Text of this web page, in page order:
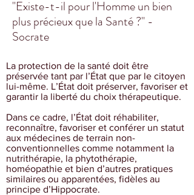
"Existe-t-il pour l'Homme un bien
plus précieux que la Santé ?" -
Socrate
La protection de la santé doit être
préservée tant par l’État que par le citoyen
lui-même. L’État doit préserver, favoriser et
garantir la liberté du choix thérapeutique.
Dans ce cadre, l’État doit réhabiliter,
reconnaître, favoriser et conférer un statut
aux médecines de terrain non-
conventionnelles comme notamment la
nutrithérapie, la phytothérapie,
homéopathie et bien d’autres pratiques
similaires ou apparentées, fidèles au
principe d’Hippocrate.